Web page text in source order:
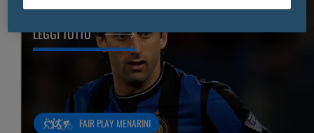
FAIR PLAY MENARINI
LEGGI TUTTO